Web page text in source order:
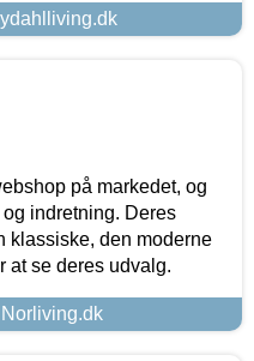
på markedet, og
indretning. Deres
klassiske, den moderne
at se deres udvalg.